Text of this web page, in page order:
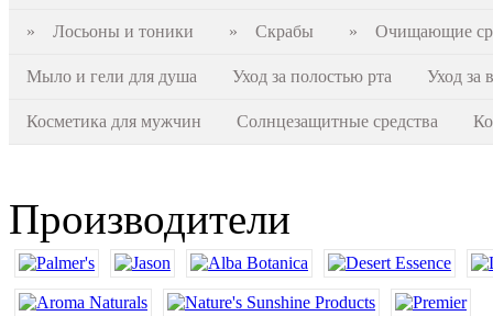
» Лосьоны и тоники » Скрабы » Очищающие
Мыло и гели для душа Уход за полостью рта Уход за
Косметика для мужчин Солнцезащитные средства
Производители